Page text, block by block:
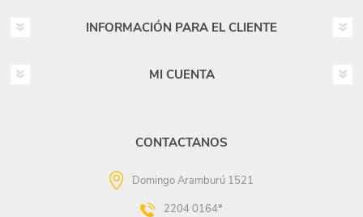
INFORMACIÓN PARA EL CLIENTE
MI CUENTA
CONTACTANOS
Domingo Aramburú 1521
2204 0164*